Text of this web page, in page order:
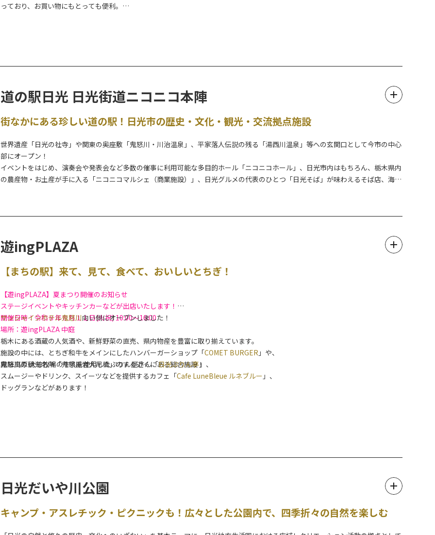
っており、お買い物にもとっても便利。
道の駅日光 日光街道ニコニコ本陣
街なかにある珍しい道の駅！日光市の歴史・文化・観光・交流拠点施設
世界遺産「日光の社寺」や関東の奥座敷「鬼怒川・川治温泉」、平家落人伝説の残る「湯西川温泉」等への玄関口として今市の中心
部にオープン！
イベントをはじめ、演奏会や発表会など多数の催事に利用可能な多目的ホール「ニコニコホール」、日光市内はもちろん、栃木県内
の農産物・お土産が手に入る「ニコニコマルシェ（商業施設）」、日光グルメの代表のひとつ「日光そば」が味わえるそば店、海鮮
観光案内はお任せ！道の駅日光観光情報館（日光市観光協会本部・今市支部事務所）と、コンビニエンスストアもぜひお立ち寄りく
★2026年4月から、新施設として「交流館」が無料利用できます。館内にはフリースペースの他、授乳室が利用いただけますので、
遊ingPLAZA
【まちの駅】来て、見て、食べて、おいしいとちぎ！
【遊ingPLAZA】夏まつり開催のお知らせ
ステージイベントやキッチンカーなどが出店いたします！
開催日時：令和８年８月１１日(火祝) 10:00～16:00
場所：遊ingPLAZA 中庭
鬼怒川の観光名所「鬼怒楯岩大吊橋」のすぐ近くにある総合施設！
サンシャインホテル鬼怒川向い側にオープンしました！
栃木にある酒蔵の人気酒や、新鮮野菜の直売、県内物産を豊富に取り揃えています。
施設の中には、とちぎ和牛をメインにしたハンバーガーショップ「COMET BURGER 」や、
霧降高原 大笹牧場の牛乳を使用したぷりん屋さん「日光ぷりん亭」、
スムージーやドリンク、スイーツなどを提供するカフェ「Cafe LuneBleue ルネブルー 」、
ドッグランなどがあります！
日光だいや川公園
キャンプ・アスレチック・ピクニックも！広々とした公園内で、四季折々の自然を楽しむ